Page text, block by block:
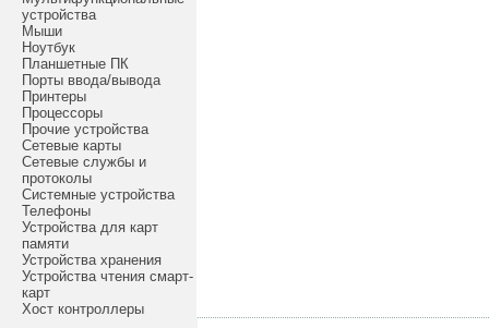
устройства
Мыши
Ноутбук
Планшетные ПК
Порты ввода/вывода
Принтеры
Процессоры
Прочие устройства
Сетевые карты
Сетевые службы и
протоколы
Системные устройства
Телефоны
Устройства для карт
памяти
Устройства хранения
Устройства чтения смарт-
карт
Хост контроллеры